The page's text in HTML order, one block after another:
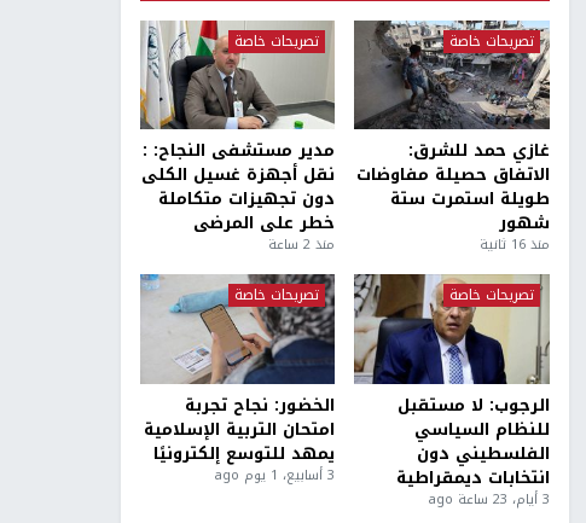
تصريحات خاصة
غازي حمد للشرق:
الاتفاق حصيلة مفاوضات
طويلة استمرت ستة
شهور
منذ 16 ثانية
تصريحات خاصة
مدير مستشفى النجاح: :
نقل أجهزة غسيل الكلى
دون تجهيزات متكاملة
خطر على المرضى
منذ 2 ساعة
تصريحات خاصة
الرجوب: لا مستقبل
للنظام السياسي
الفلسطيني دون
انتخابات ديمقراطية
3 أيام، 23 ساعة ago
تصريحات خاصة
الخضور: نجاح تجربة
امتحان التربية الإسلامية
يمهد للتوسع إلكترونيًا
3 أسابيع، 1 يوم ago